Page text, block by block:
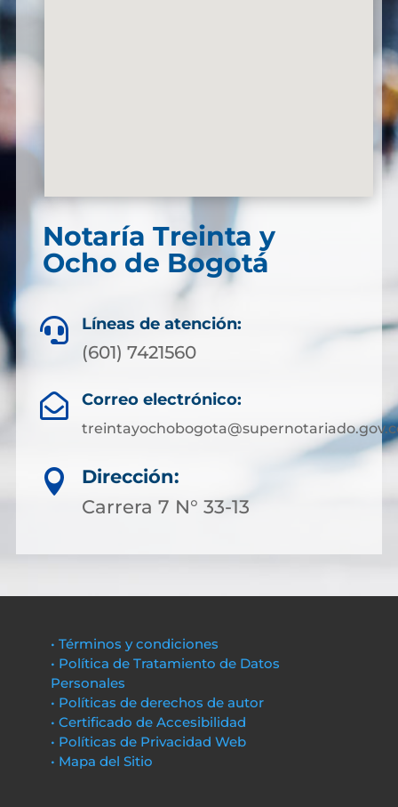
Notaría Treinta y
Ocho de Bogotá
 Líneas de atención:
(601) 7421560
 Correo electrónico:

Dirección:
Carrera 7 N° 33-13
• Términos y condiciones
• Política de Tratamiento de Datos
Personales
• Políticas de derechos de autor
• Certificado de Accesibilidad
• Políticas de Privacidad Web
• Mapa del Sitio